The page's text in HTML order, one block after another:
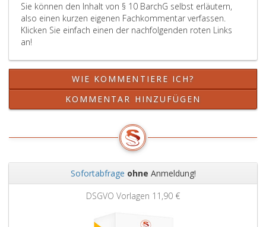
dem
Archiv
des
verursacht,
zu
bestimmen.
Vom
Entgelt
besonderen
berücksichtigungswürdigen
Gründen
des
Sie können den Inhalt von § 10 BarchG selbst erläutern,
also einen kurzen eigenen Fachkommentar verfassen.
Klicken Sie einfach einen der nachfolgenden roten Links
an!
WIE KOMMENTIERE ICH?
KOMMENTAR HINZUFÜGEN
Sofortabfrage ohne Anmeldung!
DSGVO Vorlagen 11,90 €